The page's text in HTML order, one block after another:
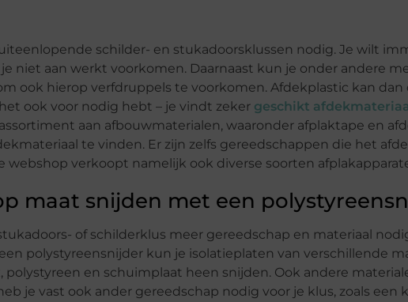
schilder- en stukadoorsklussen nodig. Je wilt
niet aan werkt voorkomen. Daarnaast kun je onder andere
ook hierop verfdruppels te voorkomen. Afdekplastic kan
ook voor nodig hebt – je vindt zeker geschikt afdekmateriaal
aan afbouwmaterialen, waaronder afplaktape en
te vinden. Er zijn zelfs gereedschappen die het
webshop verkoopt namelijk ook diverse soorten
maat snijden met een
of schilderklus meer gereedschap en materiaal
polystyreensnijder kun je isolatieplaten van verschillende
polystyreen en schuimplaat heen snijden. Ook andere
je vast ook ander gereedschap nodig voor je klus, zoals een